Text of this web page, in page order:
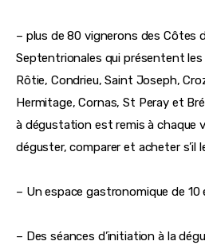
– plus de 80 vignerons des Côtes
Septentrionales qui présentent
Rôtie, Condrieu, Saint Joseph,
Hermitage, Cornas, St Peray et
à dégustation est remis à chaque
déguster, comparer et acheter s’il
– Un espace gastronomique de 10
– Des séances d’initiation à la